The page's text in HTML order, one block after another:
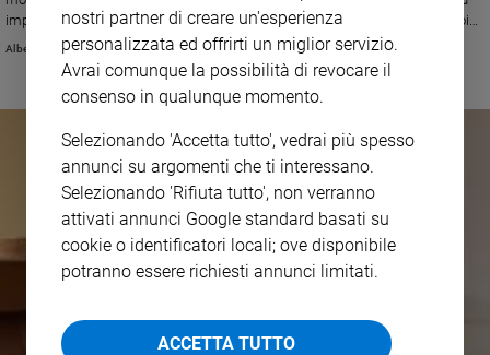
e
giovani
Adolescenza
Bioetica
Vai
imparare come si diventa apostoli dell'amore». Poi vola in Francia. La gioia
dei 35 mila giovani francesi alla Gmg si trasforma in pianto per il martirio
del sacerdote. Hamal settimo prete ucciso quest'anno. Nell'ultima lettera
alla parrocchia l'invito a pregare per un mondo più fraterno
Alberto Bobbio
nostri partner di creare un'esperienza
personalizzata ed offrirti un miglior servizio.
Avrai comunque la possibilità di revocare il
consenso in qualunque momento.
Selezionando 'Accetta tutto', vedrai più spesso
annunci su argomenti che ti interessano.
Selezionando 'Rifiuta tutto', non verranno
attivati annunci Google standard basati su
cookie o identificatori locali; ove disponibile
potranno essere richiesti annunci limitati.
ACCETTA TUTTO